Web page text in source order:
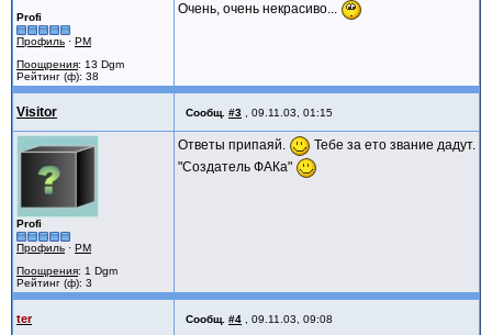
Profi
Профиль · PM
Поощрения: 13 Dgm
Рейтинг (ф): 38
Очень, очень некрасиво...
Visitor Сообщ. #3 09.11.03, 01:15
Profi
Профиль · PM
Поощрения: 1 Dgm
Рейтинг (ф): 3
Ответы припаяй.
Тебе за ето звание дадут.
"Создатель ФАКа"
ter Сообщ. #4 09.11.03, 09:08